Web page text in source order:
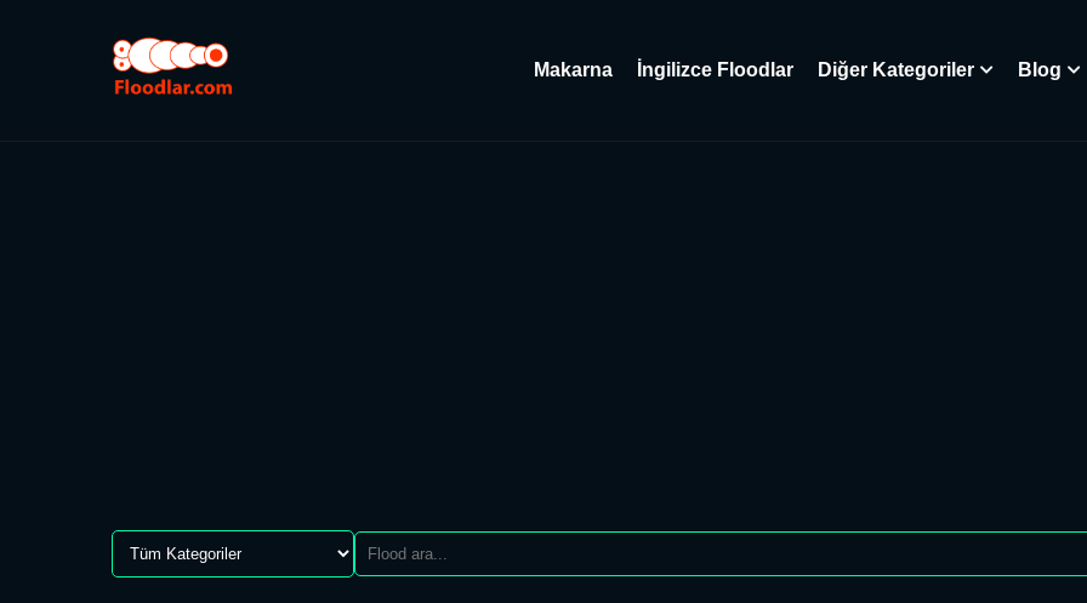
Makarna İngilizce Floodlar Diğer Kategoriler Blog